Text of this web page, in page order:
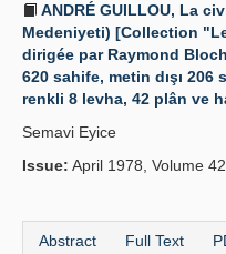
ANDRÉ GUILLOU, La
Medeniyeti) [Collection
dirigée par Raymond
620 sahife, metin dışı
renkli 8 levha, 42 plân ve
Semavi Eyice
Issue: April 1978, Volume
Abstract Full Text